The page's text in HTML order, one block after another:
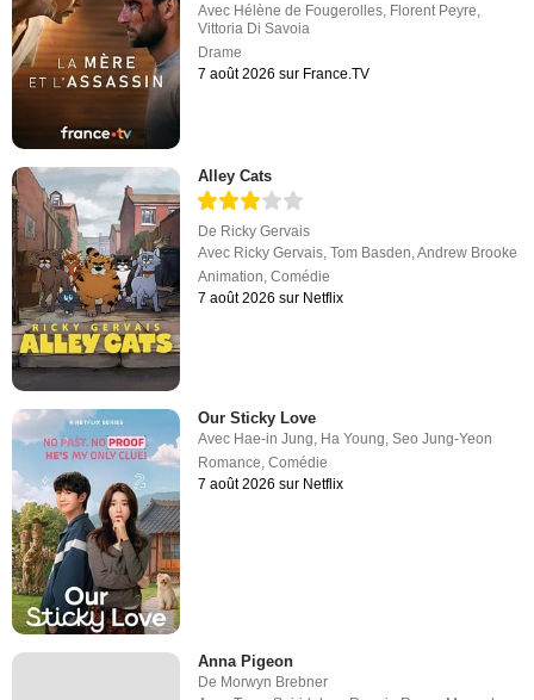
Avec Hélène de Fougerolles Florent Peyre
Vittoria Di Savoia
Drame
7 août 2026 sur France.TV
Alley Cats
De Ricky Gervais
Avec Ricky Gervais,Tom Basden,Andrew Brooke
Animation,Comédie
7 août 2026 sur Netflix
Our Sticky Love
Avec Hae-in Jung, Ha Young,Seo Jung-Yeon
Romance,Comédie
7 août 2026 sur Netflix
Anna Pigeon
De Morwyn Brebner